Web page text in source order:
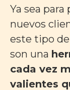
Ya sea
nuevos
este tipo
son una
cada vez
valientes